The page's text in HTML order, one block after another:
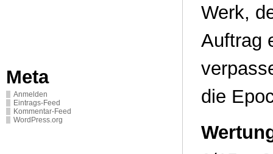
Meta
Anmelden
Eintrags-Feed
Kommentar-Feed
WordPress.org
Werk,
Auftrag
die